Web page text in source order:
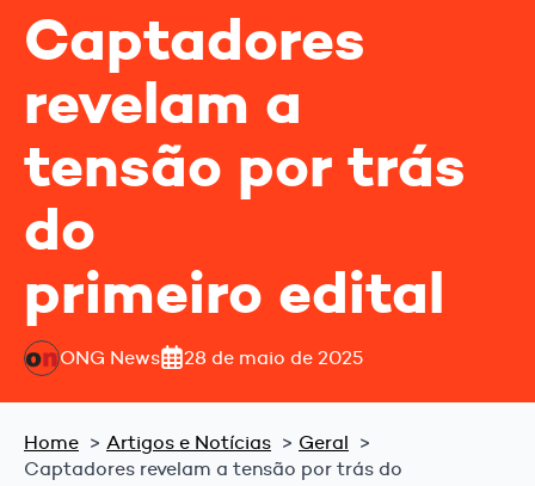
Captadores
revelam a
tensão por trás
do
primeiro edital
ONG News 28 de maio de 2025
Home Artigos e Notícias
Geral
Captadores revelam a tensão por trás do